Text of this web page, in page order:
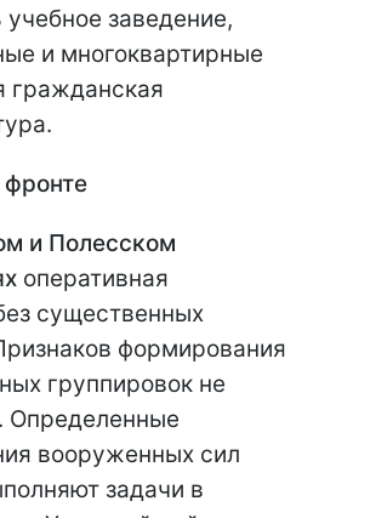
учебное заведение,
и многоквартирные
гражданская
фронте
и Полесском
оперативная
существенных
формирования
группировок не
Определенные
вооруженных сил
задачи в